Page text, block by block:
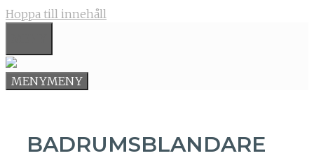
Hoppa till innehåll
MENYMENY
BADRUMSBLANDARE